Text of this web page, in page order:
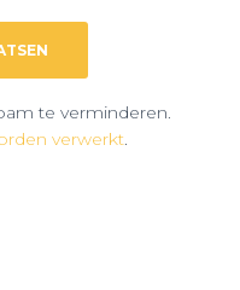
te verminderen.
verwerkt.